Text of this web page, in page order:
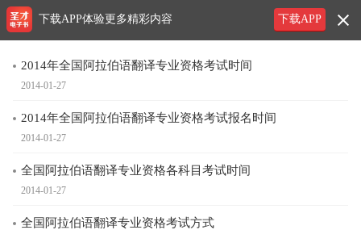
2014年全国阿拉伯语翻译专业资格考试时间
2014-01-27
2014年全国阿拉伯语翻译专业资格考试报名时间
2014-01-27
全国阿拉伯语翻译专业资格各科目考试时间
2014-01-27
全国阿拉伯语翻译专业资格考试方式
下载APP
下载APP体验更多精彩内容